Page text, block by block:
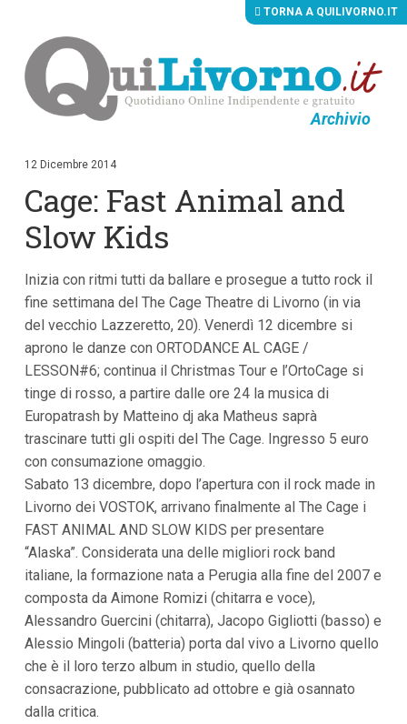
Archivio
i
c
n
n
u
i
p
i
n
i
p
l
i
V
a
a
M
e
ù
P
i
n
i
TORNA A QUILIVORNO.IT
12 Dicembre 2014
Cage: Fast Animal and
Slow Kids
Inizia con ritmi tutti da ballare e prosegue a tutto rock il
fine settimana del The Cage Theatre di Livorno (in via
del vecchio Lazzeretto, 20). Venerdì 12 dicembre si
aprono le danze con ORTODANCE AL CAGE /
LESSON#6; continua il Christmas Tour e l’OrtoCage si
tinge di rosso, a partire dalle ore 24 la musica di
Europatrash by Matteino dj aka Matheus saprà
trascinare tutti gli ospiti del The Cage. Ingresso 5 euro
con consumazione omaggio.
Sabato 13 dicembre, dopo l’apertura con il rock made in
Livorno dei VOSTOK, arrivano finalmente al The Cage i
FAST ANIMAL AND SLOW KIDS per presentare
“Alaska”. Considerata una delle migliori rock band
italiane, la formazione nata a Perugia alla fine del 2007 e
composta da Aimone Romizi (chitarra e voce),
Alessandro Guercini (chitarra), Jacopo Gigliotti (basso) e
Alessio Mingoli (batteria) porta dal vivo a Livorno quello
che è il loro terzo album in studio, quello della
consacrazione, pubblicato ad ottobre e già osannato
dalla critica.